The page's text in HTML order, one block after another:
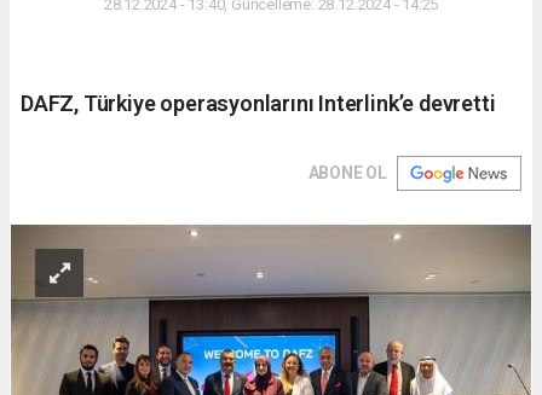
28.12.2024 - 13:40, Güncelleme: 28.12.2024 - 14:25
DAFZ, Türkiye operasyonlarını Interlink’e devretti
ABONE OL